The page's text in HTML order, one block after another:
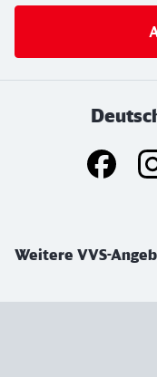
Weitere VVS-